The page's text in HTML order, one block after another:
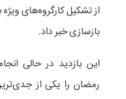
از تشکیل کارگروه‌های
بازسازی خبر داد.
این بازدید در حالی
رمضان را یکی از